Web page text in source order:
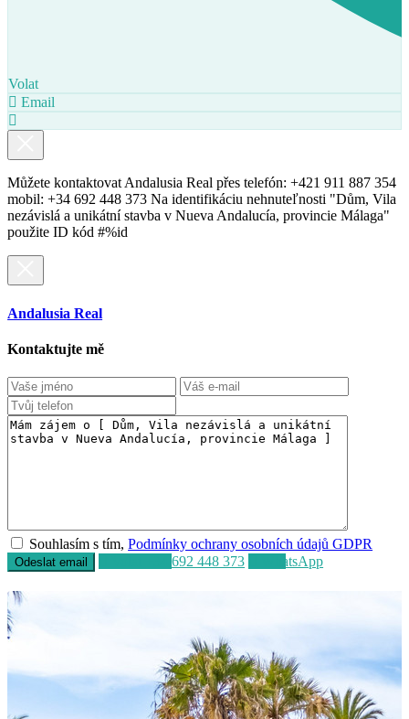
Volat
Email
Můžete kontaktovat Andalusia Real přes telefón: +421 911 887 354
mobil: +34 692 448 373 Na identifikáciu nehnuteľnosti "Dům, Vila
nezávislá a unikátní stavba v Nueva Andalucía, provincie Málaga"
použite ID kód #%id
Andalusia Real
Kontaktujte mě
Souhlasím s tím,Podmínky ochrany osobních údajů GDPR
+34 692 448 373 WhatsApp